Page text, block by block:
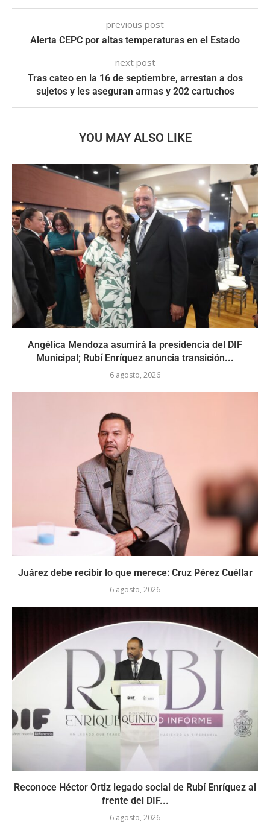
previous post
Alerta CEPC por altas temperaturas en el Estado
next post
Tras cateo en la 16 de septiembre, arrestan a dos
sujetos y les aseguran armas y 202 cartuchos
YOU MAY ALSO LIKE
Angélica Mendoza asumirá la presidencia del DIF
Municipal; Rubí Enríquez anuncia transición...
6 agosto, 2026
Juárez debe recibir lo que merece: Cruz Pérez Cuéllar
6 agosto, 2026
Reconoce Héctor Ortiz legado social de Rubí Enríquez al
frente del DIF...
6 agosto, 2026